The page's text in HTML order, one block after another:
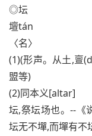
◎坛
壇tán
〈名〉
(1)(形声。从土,亶
盟等)
(2)同本义[altar]
坛,祭坛场也。--《
坛无不墠,而墠有不